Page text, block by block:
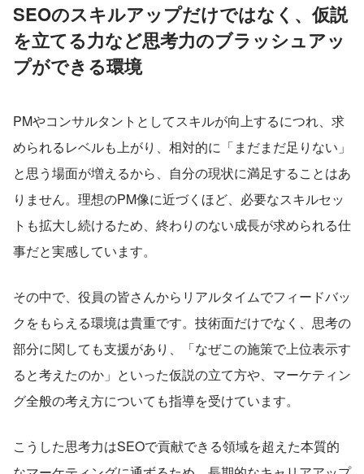
SEOのスキルアップだけではなく、仮説
を立てる力など思考力のブラッシュアッ
プができる環境
PMやコンサルタントとしてスキルが向上するにつれ、求
められるレベルも上がり、相対的に「まだまだ足りない」
と思う場面が増えるから、自分の現状に満足することはあ
りません。理想のPM像に近づくほど、必要なスキルセッ
トも拡大し続けるため、終わりのない成長が求められる仕
事だと実感しています。
その中で、役員の皆さんからリアルタイムでフィードバッ
クをもらえる環境は貴重です。技術面だけでなく、思考の
部分に関しても支援があり、「なぜこの施策で上位表示す
ると考えたのか」といった仮説の立て方や、マーケティン
グ全般の考え方についても指導を受けています。
こうした思考力はSEOで貢献できる領域を超えた本質的